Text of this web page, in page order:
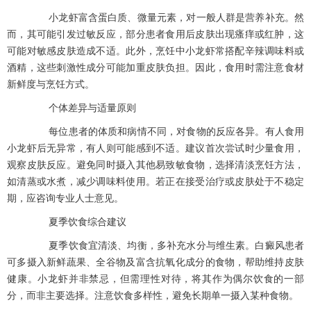
小龙虾富含蛋白质、微量元素，对一般人群是营养补充。然
而，其可能引发过敏反应，部分患者食用后皮肤出现瘙痒或红肿，这
可能对敏感皮肤造成不适。此外，烹饪中小龙虾常搭配辛辣调味料或
酒精，这些刺激性成分可能加重皮肤负担。因此，食用时需注意食材
新鲜度与烹饪方式。
个体差异与适量原则
每位患者的体质和病情不同，对食物的反应各异。有人食用
小龙虾后无异常，有人则可能感到不适。建议首次尝试时少量食用，
观察皮肤反应。避免同时摄入其他易致敏食物，选择清淡烹饪方法，
如清蒸或水煮，减少调味料使用。若正在接受治疗或皮肤处于不稳定
期，应咨询专业人士意见。
夏季饮食综合建议
夏季饮食宜清淡、均衡，多补充水分与维生素。白癜风患者
可多摄入新鲜蔬果、全谷物及富含抗氧化成分的食物，帮助维持皮肤
健康。小龙虾并非禁忌，但需理性对待，将其作为偶尔饮食的一部
分，而非主要选择。注意饮食多样性，避免长期单一摄入某种食物。